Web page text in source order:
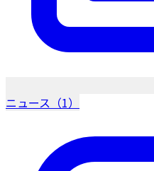
ニュース（1）